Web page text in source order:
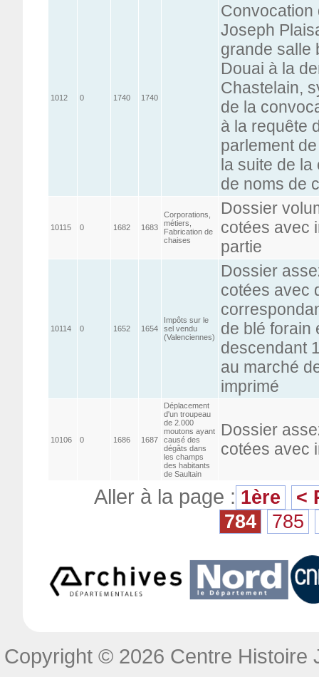
1012 0 1740 1740
Convocation
Joseph
grande salle
Douai à la
Chastelain,
de la
à la requête
parlement
la suite de
de noms de
10115 0 1682 1683
Corporations,
métiers,
Fabrication de
chaises
Dossier
cotées avec
partie
10114 0 1652 1654
Impôts sur le
sel vendu
(Valenciennes)
Dossier
cotées avec
de blé forain
descendant
au marché
imprimé
10106 0 1686 1687
Déplacement
d'un troupeau
de 2.000
moutons ayant
causé des
dégâts dans
les champs
des habitants
de Saultain
Dossier
cotées avec
Aller à la page : 1ère
<
784
785
Copyright © 2026 Centre Histoire